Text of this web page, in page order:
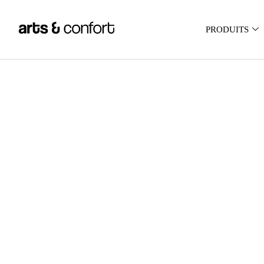
PRODUITS